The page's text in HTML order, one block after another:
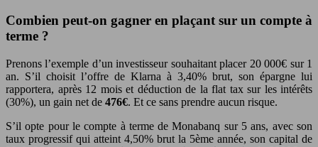
Combien peut-on gagner en plaçant sur un compte à
terme ?
Prenons l’exemple d’un investisseur souhaitant placer 20 000€ sur 1
an. S’il choisit l’offre de Klarna à 3,40% brut, son épargne lui
rapportera, après 12 mois et déduction de la flat tax sur les intérêts
(30%), un gain net de 476€. Et ce sans prendre aucun risque.
S’il opte pour le compte à terme de Monabanq sur 5 ans, avec son
taux progressif qui atteint 4,50% brut la 5ème année, son capital de